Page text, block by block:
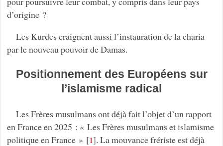
d’origine ?
Les Kurdes craignent aussi l’instauration de la charia
par le nouveau pouvoir de Damas.
Positionnement des Européens sur
l’islamisme radical
Les Frères musulmans ont déjà fait l’objet d’un rapport
en France en 2025 : « Les Frères musulmans et islamisme
politique en France » [1]. La mouvance frériste est déjà